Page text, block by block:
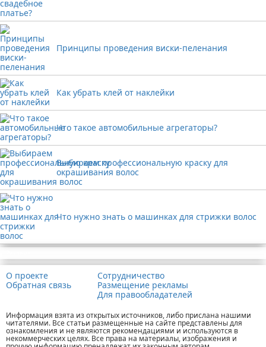
Принципы проведения виски-пеленания
Как убрать клей от наклейки
Что такое автомобильные агрегаторы?
Выбираем профессиональную краску для
окрашивания волос
Что нужно знать о машинках для стрижки волос
О проекте
Обратная связь
Сотрудничество
Размещение рекламы
Для правообладателей
Информация взята из открытых источников, либо прислана нашими
читателями. Все статьи размещенные на сайте представлены для
ознакомления и не являются рекомендациями и используются в
некоммерческих целях. Все права на материалы, изображения и